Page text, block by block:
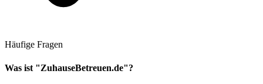
Häufige Fragen
Was ist "ZuhauseBetreuen.de"?